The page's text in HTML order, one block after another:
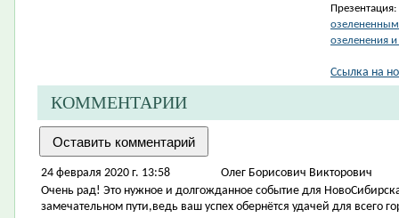
Презентация:
озеленения
Ссылка на
КОММЕНТАРИИ
24 февраля 2020 г. 13:58
Олег Борисович Викторович
Очень рад! Это нужное и долгожданное событие для
замечательном пути,ведь ваш успех обернётся удачей для всего